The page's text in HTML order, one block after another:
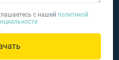
с нашей политикой